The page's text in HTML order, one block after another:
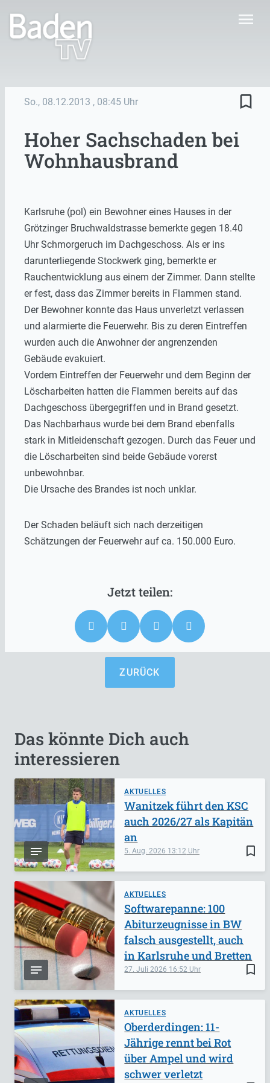
menu
So., 08.12.2013 , 08:45 Uhr bookmark_border
Hoher Sachschaden bei
Wohnhausbrand
Karlsruhe (pol) ein Bewohner eines Hauses in der
Grötzinger Bruchwaldstrasse bemerkte gegen 18.40
Uhr Schmorgeruch im Dachgeschoss. Als er ins
darunterliegende Stockwerk ging, bemerkte er
Rauchentwicklung aus einem der Zimmer. Dann stellte
er fest, dass das Zimmer bereits in Flammen stand.
Der Bewohner konnte das Haus unverletzt verlassen
und alarmierte die Feuerwehr. Bis zu deren Eintreffen
wurden auch die Anwohner der angrenzenden
Gebäude evakuiert.
Vordem Eintreffen der Feuerwehr und dem Beginn der
Löscharbeiten hatten die Flammen bereits auf das
Dachgeschoss übergegriffen und in Brand gesetzt.
Das Nachbarhaus wurde bei dem Brand ebenfalls
stark in Mitleidenschaft gezogen. Durch das Feuer und
die Löscharbeiten sind beide Gebäude vorerst
unbewohnbar.
Die Ursache des Brandes ist noch unklar.
Der Schaden beläuft sich nach derzeitigen
Schätzungen der Feuerwehr auf ca. 150.000 Euro.
ZURÜCK
Das könnte Dich auch
interessieren
AKTUELLES
bookmark_border
5. Aug. 2026 13:12
Wanitzek führt den KSC
auch 2026/27 als Kapitän
an
AKTUELLES
bookmark_border
27. Juli 2026 16:52
Softwarepanne: 100
Abiturzeugnisse in BW
falsch ausgestellt, auch
in Karlsruhe und Bretten
AKTUELLES
Oberderdingen: 11-
Jährige rennt bei Rot
über Ampel und wird
schwer verletzt